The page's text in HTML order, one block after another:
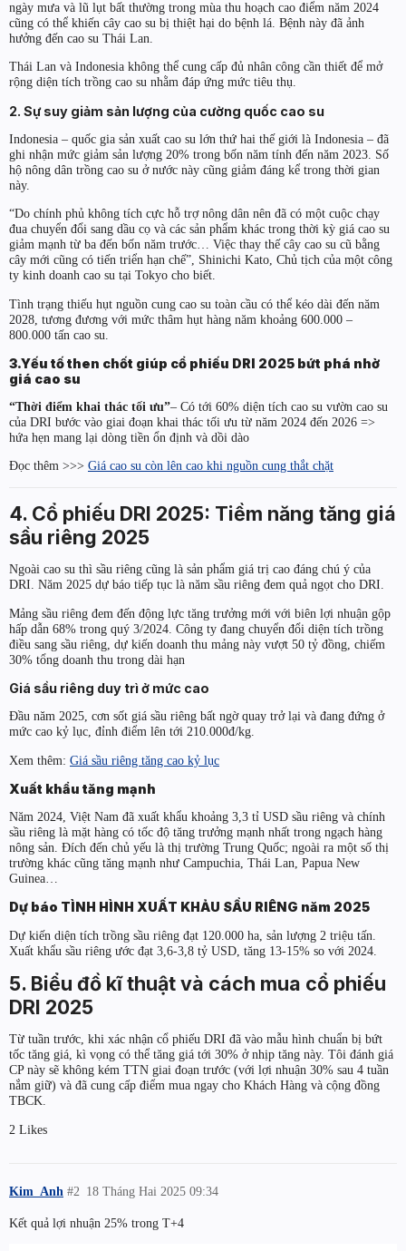
ngày mưa và lũ lụt bất thường trong mùa thu hoạch cao điểm năm 2024
cũng có thể khiến cây cao su bị thiệt hại do bệnh lá. Bệnh này đã ảnh
hưởng đến cao su Thái Lan.
Thái Lan và Indonesia không thể cung cấp đủ nhân công cần thiết để mở
rộng diện tích trồng cao su nhằm đáp ứng mức tiêu thụ.
2. Sự suy giảm sản lượng của cường quốc cao su
Indonesia – quốc gia sản xuất cao su lớn thứ hai thế giới là Indonesia – đã
ghi nhận mức giảm sản lượng 20% trong bốn năm tính đến năm 2023. Số
hộ nông dân trồng cao su ở nước này cũng giảm đáng kể trong thời gian
này.
“Do chính phủ không tích cực hỗ trợ nông dân nên đã có một cuộc chạy
đua chuyển đổi sang dầu cọ và các sản phẩm khác trong thời kỳ giá cao su
giảm mạnh từ ba đến bốn năm trước… Việc thay thế cây cao su cũ bằng
cây mới cũng có tiến triển hạn chế”, Shinichi Kato, Chủ tịch của một công
ty kinh doanh cao su tại Tokyo cho biết.
Tình trạng thiếu hụt nguồn cung cao su toàn cầu có thể kéo dài đến năm
2028, tương đương với mức thâm hụt hàng năm khoảng 600.000 –
800.000 tấn cao su.
3.Yếu tố then chốt giúp cổ phiếu DRI 2025 bứt phá nhờ
giá cao su
“Thời điểm khai thác tối ưu”– Có tới 60% diện tích cao su vườn cao su
của DRI bước vào giai đoạn khai thác tối ưu từ năm 2024 đến 2026 =>
hứa hẹn mang lại dòng tiền ổn định và dồi dào
Đọc thêm >>> Giá cao su còn lên cao khi nguồn cung thắt chặt
4. Cổ phiếu DRI 2025: Tiềm năng tăng giá
sầu riêng 2025
Ngoài cao su thì sầu riêng cũng là sản phẩm giá trị cao đáng chú ý của
DRI. Năm 2025 dự báo tiếp tục là năm sầu riêng đem quả ngọt cho DRI.
Mảng sầu riêng đem đến động lực tăng trưởng mới với biên lợi nhuận gộp
hấp dẫn 68% trong quý 3/2024. Công ty đang chuyển đổi diện tích trồng
điều sang sầu riêng, dự kiến doanh thu mảng này vượt 50 tỷ đồng, chiếm
30% tổng doanh thu trong dài hạn
Giá sầu riêng duy trì ở mức cao
Đầu năm 2025, cơn sốt giá sầu riêng bất ngờ quay trở lại và đang đứng ở
mức cao kỷ lục, đỉnh điểm lên tới 210.000đ/kg.
Xem thêm: Giá sầu riêng tăng cao kỷ lục
Xuất khẩu tăng mạnh
Năm 2024, Việt Nam đã xuất khẩu khoảng 3,3 tỉ USD sầu riêng và chính
sầu riêng là mặt hàng có tốc độ tăng trưởng mạnh nhất trong ngạch hàng
nông sản. Đích đến chủ yếu là thị trường Trung Quốc; ngoài ra một số thị
trường khác cũng tăng mạnh như Campuchia, Thái Lan, Papua New
Guinea…
Dự báo TÌNH HÌNH XUẤT KHẢU SẦU RIÊNG năm 2025
Dự kiến diện tích trồng sầu riêng đạt 120.000 ha, sản lượng 2 triệu tấn.
Xuất khẩu sầu riêng ước đạt 3,6-3,8 tỷ USD, tăng 13-15% so với 2024.
5. Biểu đồ kĩ thuật và cách mua cổ phiếu
DRI 2025
Từ tuần trước, khi xác nhận cổ phiếu DRI đã vào mẫu hình chuẩn bị bứt
tốc tăng giá, kì vọng có thể tăng giá tới 30% ở nhịp tăng này. Tôi đánh giá
CP này sẽ không kém TTN giai đoạn trước (với lợi nhuận 30% sau 4 tuần
nắm giữ) và đã cung cấp điểm mua ngay cho Khách Hàng và cộng đồng
TBCK.
2 Likes
Kim_Anh 18 Tháng Hai 2025 09:34
#2
Kết quả lợi nhuận 25% trong T+4